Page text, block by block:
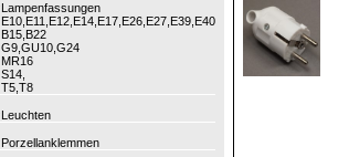
Lampenfassungen
E10,E11,E12,E14,E17,E26,E27,E39,E40
B15,B22
G9,GU10,G24
MR16
S14,
T5,T8
Leuchten
Porzellanklemmen